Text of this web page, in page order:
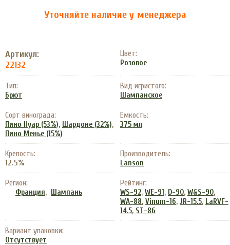
Уточняйте наличие у менеджера
Артикул:
22132
Цвет:
Розовое
Тип:
Брют
Вид игристого:
Шампанское
Сорт винограда:
Пино Нуар (53%), Шардоне (32%),
Пино Менье (15%)
Емкость:
375 мл
Крепость:
12.5%
Производитель:
Lanson
Регион:
Франция, Шампань
Рейтинг:
WS-92, WE-91 , D-90, W&S-90,
WA-88, Vinum-16, JR-15.5, LaRVF-
14.5, ST-86
Вариант упаковки:
Отсутствует